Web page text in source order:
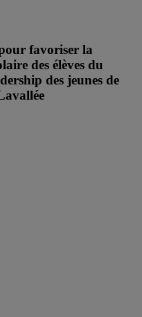
favoriser la
des élèves du
des jeunes de